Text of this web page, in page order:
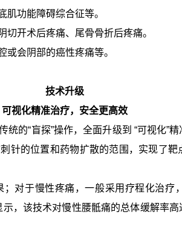
功能障碍综合征等。
开术后疼痛、尾骨骨折后疼痛。
会阴部的癌性疼痛等。
技术升级
可视化精准治疗，安全更高效
的“盲探”操作，全面升级到 “可视化”
针的位置和药物扩散的范围，实现了
对于慢性疼痛，一般采用疗程化治疗
，该技术对慢性腰骶痛的总体缓解率